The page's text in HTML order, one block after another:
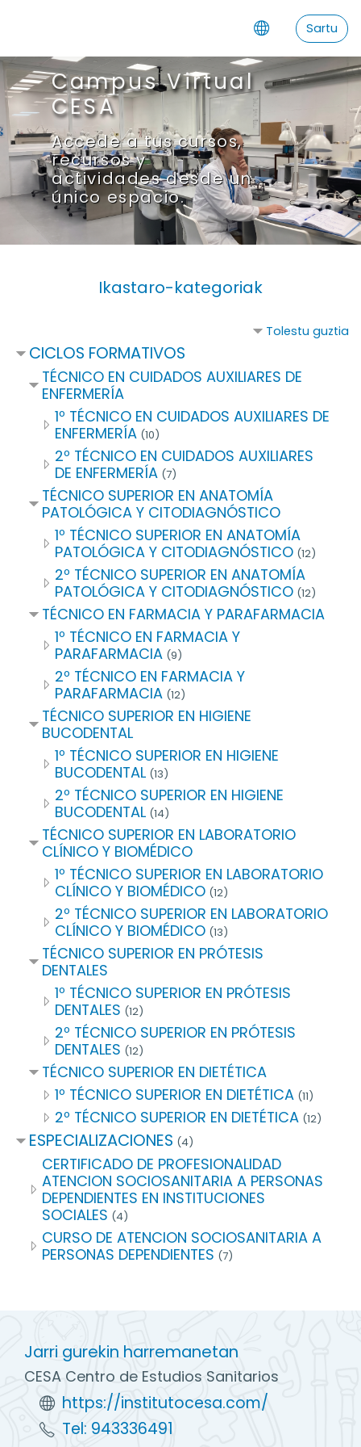
Sartu
Campus Virtual
CESA
Accede a tus cursos,
recursos y
actividades desde un
único espacio.
Ikastaro-kategoriak
Tolestu guztia
CICLOS FORMATIVOS
TÉCNICO EN CUIDADOS AUXILIARES DE
ENFERMERÍA
1º TÉCNICO EN CUIDADOS AUXILIARES DE
ENFERMERÍA (10)
2º TÉCNICO EN CUIDADOS AUXILIARES
DE ENFERMERÍA (7)
TÉCNICO SUPERIOR EN ANATOMÍA
PATOLÓGICA Y CITODIAGNÓSTICO
1º TÉCNICO SUPERIOR EN ANATOMÍA
PATOLÓGICA Y CITODIAGNÓSTICO (12)
2º TÉCNICO SUPERIOR EN ANATOMÍA
PATOLÓGICA Y CITODIAGNÓSTICO (12)
TÉCNICO EN FARMACIA Y PARAFARMACIA
1º TÉCNICO EN FARMACIA Y
PARAFARMACIA (9)
2º TÉCNICO EN FARMACIA Y
PARAFARMACIA (12)
TÉCNICO SUPERIOR EN HIGIENE
BUCODENTAL
1º TÉCNICO SUPERIOR EN HIGIENE
BUCODENTAL (13)
2º TÉCNICO SUPERIOR EN HIGIENE
BUCODENTAL (14)
TÉCNICO SUPERIOR EN LABORATORIO
CLÍNICO Y BIOMÉDICO
1º TÉCNICO SUPERIOR EN LABORATORIO
CLÍNICO Y BIOMÉDICO (12)
2º TÉCNICO SUPERIOR EN LABORATORIO
CLÍNICO Y BIOMÉDICO (13)
TÉCNICO SUPERIOR EN PRÓTESIS
DENTALES
1º TÉCNICO SUPERIOR EN PRÓTESIS
DENTALES (12)
2º TÉCNICO SUPERIOR EN PRÓTESIS
DENTALES (12)
TÉCNICO SUPERIOR EN DIETÉTICA
1º TÉCNICO SUPERIOR EN DIETÉTICA (11)
2º TÉCNICO SUPERIOR EN DIETÉTICA (12)
ESPECIALIZACIONES (4)
CERTIFICADO DE PROFESIONALIDAD
ATENCION SOCIOSANITARIA A PERSONAS
DEPENDIENTES EN INSTITUCIONES
SOCIALES (4)
CURSO DE ATENCION SOCIOSANITARIA A
PERSONAS DEPENDIENTES (7)
Jarri gurekin harremanetan
CESA Centro de Estudios Sanitarios
https://institutocesa.com/
Tel: 943336491